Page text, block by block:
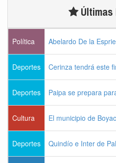
Últimas
Política Abelardo De la
Deportes Cerinza tendrá este
Deportes Paipa se prepara
Cultura El municipio de
Deportes Quindío e Inter de